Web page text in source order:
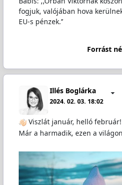
fogjuk, valójában hova
EU-s pénzek.’’
Forrást
Illés Boglárka
2024. 02. 03. 18:02
Viszlát január, helló február!
Már a harmadik, ezen a